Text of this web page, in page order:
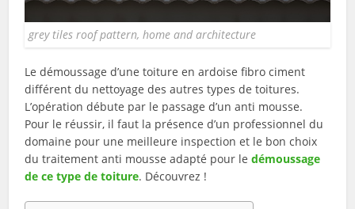
grey tiles roof pattern, home and architecture
Le démoussage d’une toiture en ardoise fibro ciment
différent du nettoyage des autres types de toitures.
L’opération débute par le passage d’un anti mousse.
Pour le réussir, il faut la présence d’un professionnel du
domaine pour une meilleure inspection et le bon choix
du traitement anti mousse adapté pour ledémoussage
de ce type de toiture. Découvrez !